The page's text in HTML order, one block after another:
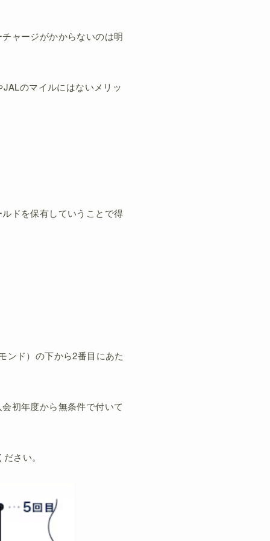
ャージがかからないのは明
のマイルにはないメリッ
ドを保有していうことで得
ンド）の下から2番目にあた
初年度から無条件で付いて
さい。